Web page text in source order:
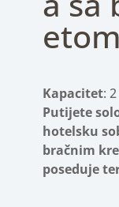
Kapacitet:
Putijete
hotelsku
bračnim
poseduje